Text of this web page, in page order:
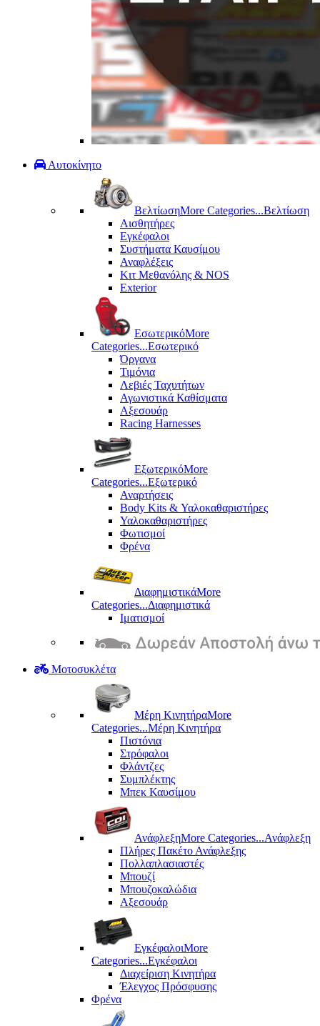
Αυτοκίνητο
ΒελτίωσηMore Categories...Βελτίωση
Αισθητήρες
Εγκέφαλοι
Συστήματα Καυσίμου
Αναφλέξεις
Κιτ Μεθανόλης & ΝΟS
Exterior
ΕσωτερικόMore
Categories...Εσωτερικό
Όργανα
Τιμόνια
Λεβιές Ταχυτήτων
Αγωνιστικά Καθίσματα
Αξεσουάρ
Racing Harnesses
ΕξωτερικόMore
Categories...Εξωτερικό
Αναρτήσεις
Body Kits & Υαλοκαθαριστήρες
Υαλοκαθαριστήρες
Φωτισμοί
Φρένα
ΔιαφημιστικάMore
Categories...Διαφημιστικά
Ιματισμοί
Μοτοσυκλέτα
Μέρη KινητήραMore
Categories...Μέρη Kινητήρα
Πιστόνια
Στρόφαλοι
Φλάντζες
Συμπλέκτης
Μπεκ Καυσίμου
ΑνάφλεξηMore Categories...Ανάφλεξη
Πλήρες Πακέτο Ανάφλεξης
Πολλαπλασιαστές
Μπουζί
Μπουζοκαλώδια
Αξεσουάρ
ΕγκέφαλοιMore
Categories...Εγκέφαλοι
Διαχείριση Κινητήρα
Έλεγχος Πρόσφυσης
Φρένα